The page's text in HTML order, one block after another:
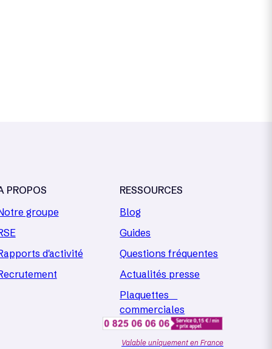
PROPOS
groupe
d'activité
RESSOURCES
Blog
Guides
Questions fréquentes
Actualités presse
Plaquettes
commerciales
Valable uniquement en France